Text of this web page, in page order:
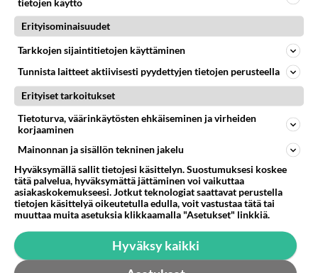
> Vain jäännös seurakunnastani tulee jäämään oikeaan
> suhteeseen Minuun. Kun näette minut ottavan Billye
> tiedätte, että viimeinen kutsu on annettu Amerikalle
ja
> länsimaille. Kuten sanassani olen sanonut, ellei Isä
> näistä.
> "Kristillisen uskon" petos kasvaa niin suureksi, että
> melkein mahdotonta erottaa oikeaa profeettaa ja
> opettajaa vääristä.
>
> Väärennetyt ihmeteot ja väärät "ihmeet ja merkit"
tulevat
> ja pettävät monia. Kirkot saarnaavat "menestyksen ja
tietojen käyttö
Erityisominaisuudet
Tarkkojen sijaintitietojen käyttäminen
Tunnista laitteet aktiivisesti pyydettyjen tietojen perusteella
Erityiset tarkoitukset
Tietoturva, väärinkäytösten ehkäiseminen ja virheiden
korjaaminen
Mainonnan ja sisällön tekninen jakelu
Hyväksymällä sallit tietojesi käsittelyn. Suostumuksesi koskee
tätä palvelua, hyväksymättä jättäminen voi vaikuttaa
asiakaskokemukseesi. Jotkut teknologiat saattavat perustella
tietojen käsittelyä oikeutetulla edulla, voit vastustaa tätä tai
muuttaa muita asetuksia klikkaamalla "Asetukset" linkkiä.
Hyväksy kaikki